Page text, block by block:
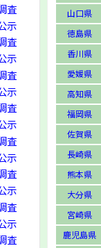
山口県
徳島県
香川県
愛媛県
高知県
福岡県
佐賀県
長崎県
熊本県
大分県
宮崎県
鹿児島県
査
示
査
示
査
示
査
示
査
示
査
示
査
示
査